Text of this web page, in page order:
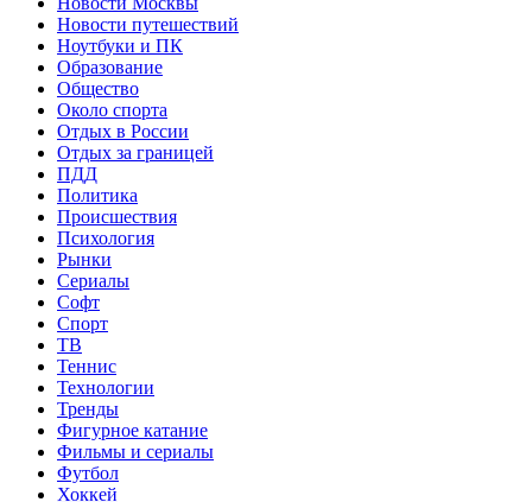
Новости путешествий
Ноутбуки и ПК
Образование
Общество
Около спорта
Отдых в России
Отдых за границей
ПДД
Политика
Происшествия
Психология
Рынки
Сериалы
Софт
Спорт
ТВ
Теннис
Технологии
Тренды
Фигурное катание
Фильмы и сериалы
Футбол
Хоккей